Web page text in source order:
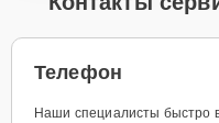
Телефон
Наши специалисты быстро